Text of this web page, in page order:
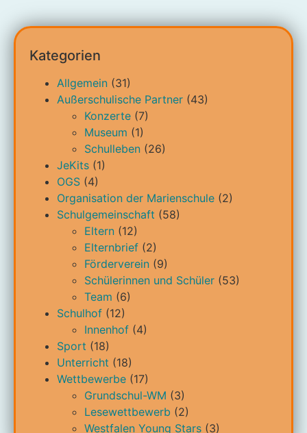
Kategorien
Allgemein (31)
Außerschulische Partner (43)
Konzerte (7)
Museum (1)
Schulleben (26)
JeKits (1)
OGS (4)
Organisation der Marienschule (2)
Schulgemeinschaft (58)
Eltern (12)
Elternbrief (2)
Förderverein (9)
Schülerinnen und Schüler (53)
Team (6)
Schulhof (12)
Innenhof (4)
Sport (18)
Unterricht (18)
Wettbewerbe (17)
Grundschul-WM (3)
Lesewettbewerb (2)
Westfalen Young Stars (3)